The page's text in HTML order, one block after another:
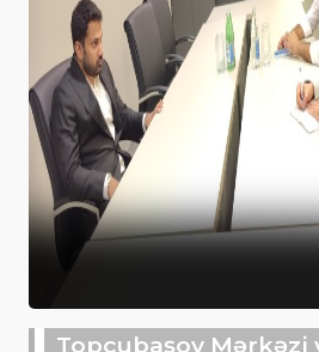
Topçubaşov Mərkəzi